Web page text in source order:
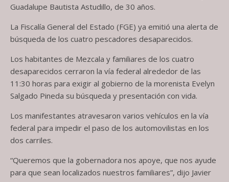
Guadalupe Bautista Astudillo, de 30 años.
La Fiscalía General del Estado (FGE) ya emitió una alerta de
búsqueda de los cuatro pescadores desaparecidos.
Los habitantes de Mezcala y familiares de los cuatro
desaparecidos cerraron la vía federal alrededor de las
11:30 horas para exigir al gobierno de la morenista Evelyn
Salgado Pineda su búsqueda y presentación con vida.
Los manifestantes atravesaron varios vehículos en la vía
federal para impedir el paso de los automovilistas en los
dos carriles.
“Queremos que la gobernadora nos apoye, que nos ayude
para que sean localizados nuestros familiares”, dijo Javier